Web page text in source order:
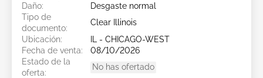
Daño:
Desgaste normal
Tipo de
documento:
Clear Illinois
Ubicación:
IL - CHICAGO-WEST
Fecha de venta:
08/10/2026
Estado de la
oferta:
No has ofertado